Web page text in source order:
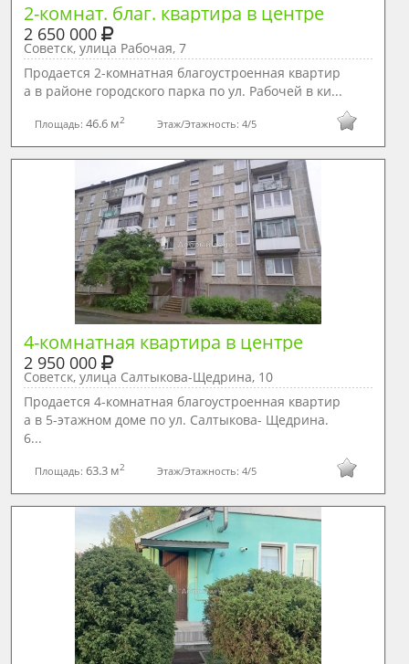
2-комнат. благ. квартира в центре
2 650 000
Советск, улица Рабочая, 7
Продается 2-комнатная благоустроенная квартир
а в районе городского парка по ул. Рабочей в ки...
Площадь:46.6 м2 Этаж/Этажность:4/5
4-комнатная квартира в центре
2 950 000
Советск, улица Салтыкова-Щедрина, 10
Продается 4-комнатная благоустроенная квартир
а в 5-этажном доме по ул. Салтыкова- Щедрина.
6...
Площадь:63.3 м2 Этаж/Этажность:4/5